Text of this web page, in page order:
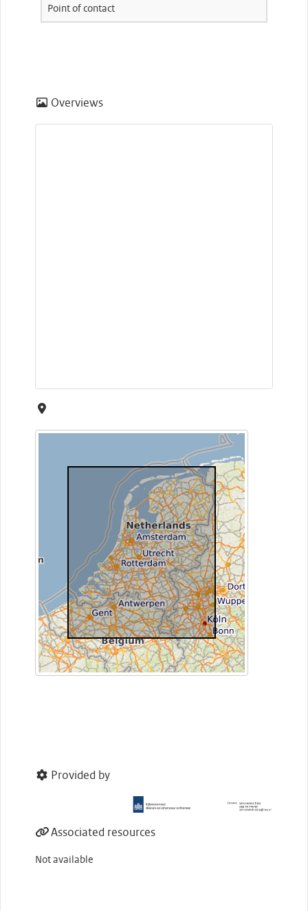
Point of contact
Overviews
Provided by
Associated resources
Not available